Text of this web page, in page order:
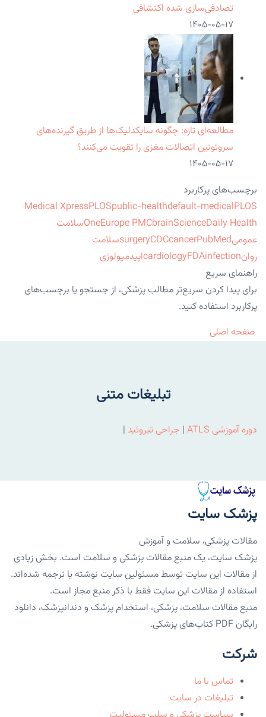
تصادفی‌سازی شده اکتشافی
۱۴۰۵-۰۵-۱۷
مطالعه‌ای تازه: چگونه سایکدلیک‌ها از طریق گیرنده‌های
سروتونین اتصالات مغزی را تقویت می‌کنند؟
۱۴۰۵-۰۵-۱۷
برچسب‌های پرکاربرد
Medical XpressPLOSpublic-healthdefault-medicalPLOS
OneEurope PMCbrainScienceDaily Health
سلامت
عمومی
surgeryCDCcancerPubMed
سلامت
روان
cardiologyFDAinfection
اپیدمیولوژی
راهنمای سریع
برای پیدا کردن سریع‌تر مطالب پزشکی، از جستجو یا برچسب‌های
پرکاربرد استفاده کنید.
صفحه اصلی
تبلیغات متنی
دوره آموزشی ATLS | جراحی تیروئید |
پزشک سایت
مقالات پزشکی، سلامت و آموزش
پزشک سایت، یک منبع مقالات پزشکی و سلامت است. بخش زیادی
از مقالات این سایت توسط مسئولین سایت نوشته یا ترجمه شده‌اند.
استفاده از مقالات این سایت فقط با ذکر منبع مجاز است.
منبع مقالات سلامت، پزشکی، استخدام پزشک و دندانپزشک، دانلود
رایگان PDF کتاب‌های پزشکی.
شرکت
تماس با ما
تبلیغات در سایت